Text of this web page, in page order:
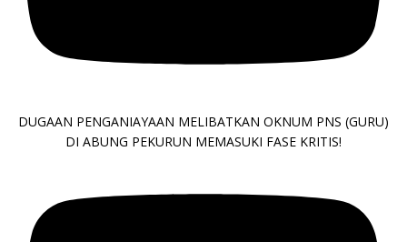
DUGAAN PENGANIAYAAN MELIBATKAN OKNUM PNS (GURU)
DI ABUNG PEKURUN MEMASUKI FASE KRITIS!